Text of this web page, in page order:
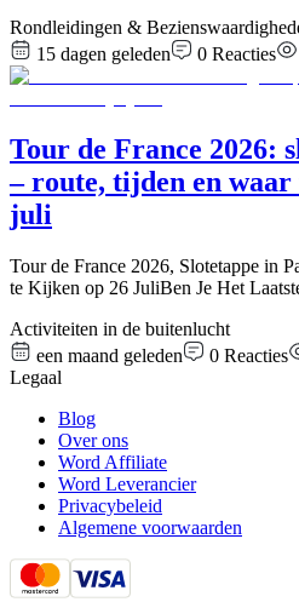
Rondleidingen &
15 dagen geleden
0 Reacties
Tour de France 2026:
– route, tijden en
juli
Tour de France 2026, Slotetappe in
te Kijken op 26 JuliBen Je Het
Activiteiten in de buitenlucht
een maand geleden
0 Reacties
Legaal
Blog
Over ons
Word Affiliate
Word Leverancier
Privacybeleid
Algemene voorwaarden